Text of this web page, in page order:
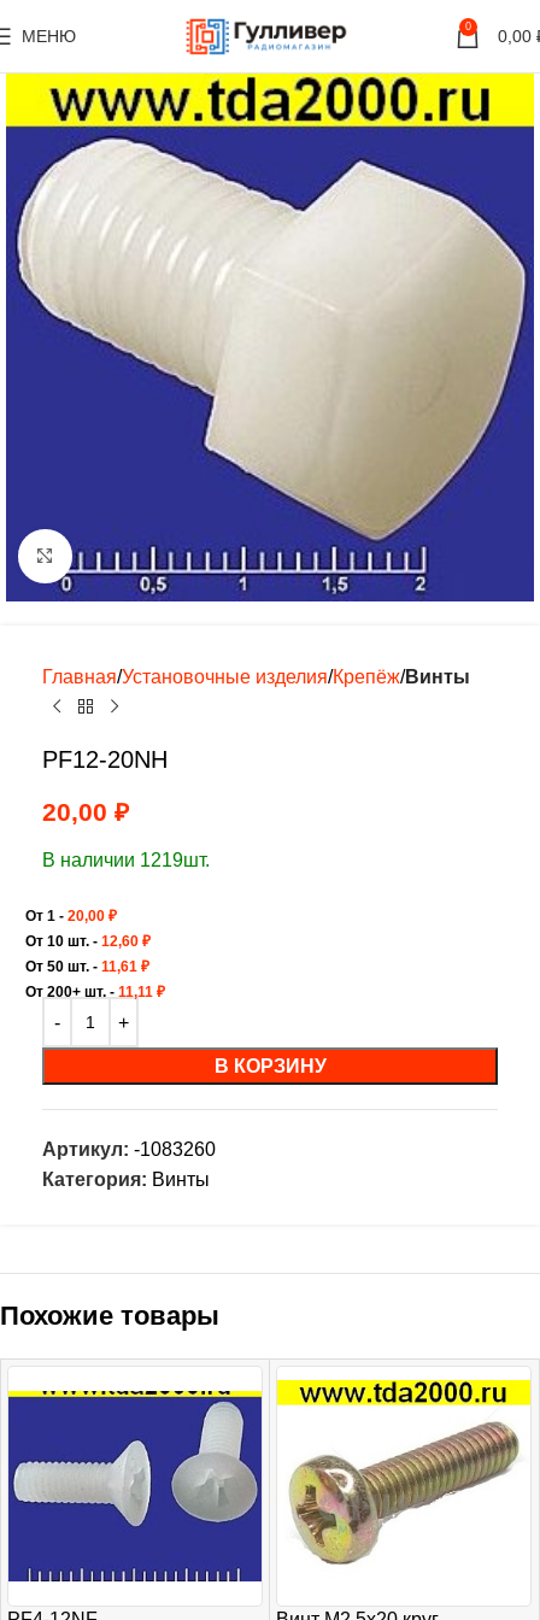
МЕНЮ 0 0,00
Нажмите, чтобы увеличить
Главная Установочные изделия Крепёж Винты
PF12-20NH
20,00 ₽
В наличии 1219шт.
От 1 - 20,00 ₽
От 10 шт. - 12,60 ₽
От 50 шт. - 11,61 ₽
От 200+ шт. - 11,11 ₽
В КОРЗИНУ
Артикул: -1083260
Категория: Винты
Похожие товары